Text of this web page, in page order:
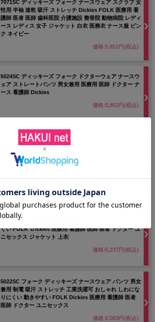
7071SC ディッキーズ フォーク ナースウェア スクラブ 女
性用 半袖 速乾 吸汗 ストレッチ Dickies FOLK 医療用 看
護師 医者 医師 歯科医院 介護施設 整骨院 動物病院 レディ
ース レディス 女子 ジャケット 白衣 医務衣 ナース服 ピン
ク ネイビー
価格:5,852円(税込)
5024SC ディッキーズ フォーク ドクターウェア ナースウ
ェア ストレートパンツ 男女兼用 医療用 医師 ドクター ナ
ース 看護師 Dickies
価格:5,852円(税込)
7072SC ディッキーズ フォーク ドクターウェア スクラブ
男女兼用 医師 ドクター 看護師 ナース ネイビー ベージュ
ブルー
7061SC フォーク ディッキーズ ナースウェア スクラブ 男
女兼用 吸汗 防汚防塵 抗菌防臭 ストレッチ しわになりに
くい FOLK Ｄickies 医療用 看護師 医師 医者 ドクター ユ
ニセックス ジャケット 上衣
価格:6,237円(税込)
5022SC フォーク ディッキーズ ナースウェア パンツ 男女
兼用 制電 吸汗 ストレッチ 工業洗濯可 おしゃれ しわにな
りにくい 動きやすい FOLK Dickies 医療用 看護師 医者
医師 ドクター ユニセックス
価格:6,083円(税込)